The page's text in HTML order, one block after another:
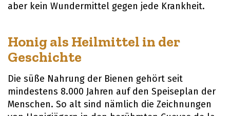
aber kein Wundermittel gegen jede Krankheit.
Honig als Heilmittel in der
Geschichte
Die süße Nahrung der Bienen gehört seit
mindestens 8.000 Jahren auf den Speiseplan der
Menschen. So alt sind nämlich die Zeichnungen